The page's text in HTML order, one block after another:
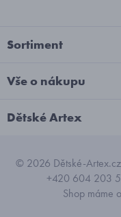
Sortiment
Vše o nákupu
Dětské Artex
© 2026 Dětské-
+420 604 203
Shop máme